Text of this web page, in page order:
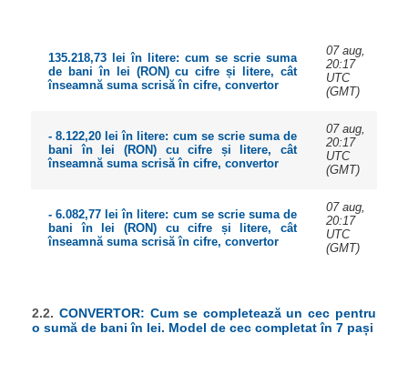
135.218,73 lei în litere: cum se scrie suma
de bani în lei (RON) cu cifre și litere, cât
înseamnă suma scrisă în cifre, convertor
07 aug,
20:17
UTC
(GMT)
- 8.122,20 lei în litere: cum se scrie suma de
bani în lei (RON) cu cifre și litere, cât
înseamnă suma scrisă în cifre, convertor
07 aug,
20:17
UTC
(GMT)
- 6.082,77 lei în litere: cum se scrie suma de
bani în lei (RON) cu cifre și litere, cât
înseamnă suma scrisă în cifre, convertor
07 aug,
20:17
UTC
(GMT)
2.2. CONVERTOR: Cum se completează un cec pentru
o sumă de bani în lei. Model de cec completat în 7 pași